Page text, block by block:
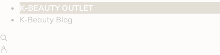
K-BEAUTY OUTLET
K-Beauty Blog